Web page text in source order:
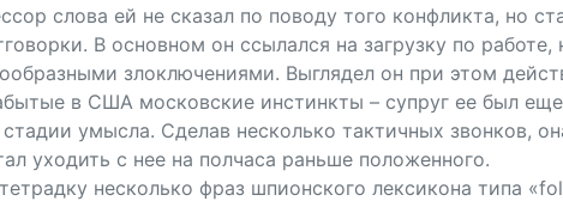
слова ей не сказал по поводу того конфликта, но
В основном он ссылался на загрузку по работе,
злоключениями. Выглядел он при этом
в США московские инстинкты – супруг ее был
умысла. Сделав несколько тактичных звонков,
уходить с нее на полчаса раньше положенного.
несколько фраз шпионского лексикона типа